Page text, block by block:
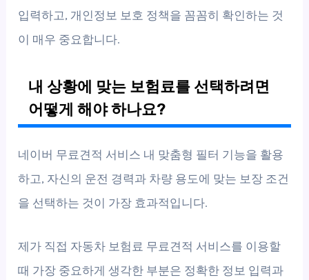
입력하고, 개인정보 보호 정책을 꼼꼼히 확인하는 것
이 매우 중요합니다.
내 상황에 맞는 보험료를 선택하려면
어떻게 해야 하나요?
네이버 무료견적 서비스 내 맞춤형 필터 기능을 활용
하고, 자신의 운전 경력과 차량 용도에 맞는 보장 조건
을 선택하는 것이 가장 효과적입니다.
제가 직접 자동차 보험료 무료견적 서비스를 이용할
때 가장 중요하게 생각한 부분은 정확한 정보 입력과